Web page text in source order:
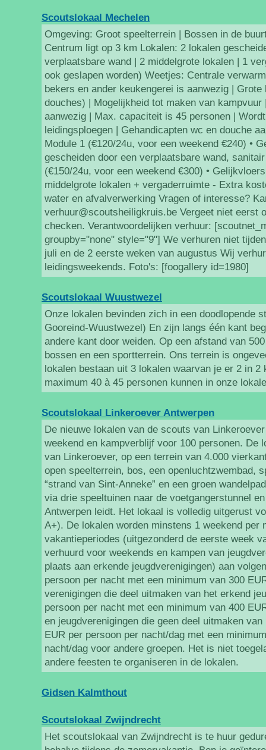
Scoutslokaal Mechelen
Omgeving: Groot speelterrein | Bossen in de
Centrum ligt op 3 km Lokalen: 2 lokalen
verplaatsbare wand | 2 middelgrote lokalen | 1
ook geslapen worden) Weetjes: Centrale
bekers en ander keukengerei is aanwezig |
douches) | Mogelijkheid tot maken van kampvuur
aanwezig | Max. capaciteit is 45 personen |
leidingsploegen | Gehandicapten wc en douche
Module 1 (€120/24u, voor een weekend €240) •
gescheiden door een verplaatsbare wand,
(€150/24u, voor een weekend €300) •
middelgrote lokalen + vergaderruimte - Extra
water en afvalverwerking Vragen of interesse?
verhuur@scoutsheiligkruis.be Vergeet niet eerst
checken. Verantwoordelijken verhuur:
groupby="none" style="9"] We verhuren niet
juli en de 2 eerste weken van augustus Wij
leidingsweekends. Foto's: [foogallery id=1980]
Scoutslokaal Wuustwezel
Onze lokalen bevinden zich in een doodlopende
Gooreind-Wuustwezel) En zijn langs één kant
andere kant door weiden. Op een afstand van
bossen en een sportterrein. Ons terrein is
lokalen bestaan uit 3 lokalen waarvan je er 2 in 2
maximum 40 à 45 personen kunnen in onze
Scoutslokaal Linkeroever Antwerpen
De nieuwe lokalen van de scouts van
weekend en kampverblijf voor 100 personen. De
van Linkeroever, op een terrein van 4.000
open speelterrein, bos, een openluchtzwembad,
“strand van Sint-Anneke” en een groen
via drie speeltuinen naar de voetgangerstunnel
Antwerpen leidt. Het lokaal is volledig uitgerust
A+). De lokalen worden minstens 1 weekend per
vakantieperiodes (uitgezonderd de eerste week
verhuurd voor weekends en kampen van
plaats aan erkende jeugdverenigingen) aan
persoon per nacht met een minimum van 300
verenigingen die deel uitmaken van het erkend
persoon per nacht met een minimum van 400
en jeugdverenigingen die geen deel uitmaken
EUR per persoon per nacht/dag met een
nacht/dag voor andere groepen. Het is niet
andere feesten te organiseren in de lokalen.
Gidsen Kalmthout
Scoutslokaal Zwijndrecht
Het scoutslokaal van Zwijndrecht is te huur